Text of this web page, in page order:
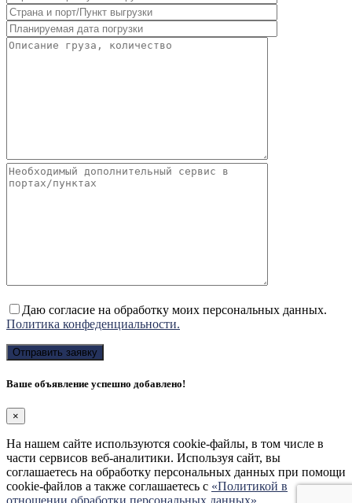
Даю согласие на обработку моих персональных данных.
Политика конфеденциальности.
Ваше объявление успешно добавлено!
×
На нашем сайте используются cookie-файлы, в том числе в
части сервисов веб-аналитики. Используя сайт, вы
соглашаетесь на обработку персональных данных при помощи
cookie-файлов а также соглашаетесь с «Политикой в
отношении обработки персональных данных»